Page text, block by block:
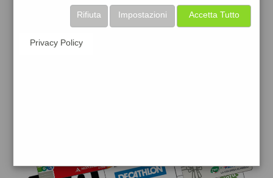
raccogli punti da convertire inbuoni sconto
o gift card
per fare la spesa, fare
Accetta Tutto
Impostazioni
Rifiuta
Privacy Policy